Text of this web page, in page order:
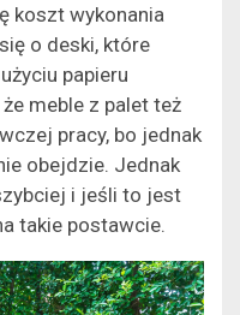
koszt wykonania
o deski, które
papieru
meble z palet też
pracy, bo jednak
obejdzie. Jednak
i jeśli to jest
takie postawcie.